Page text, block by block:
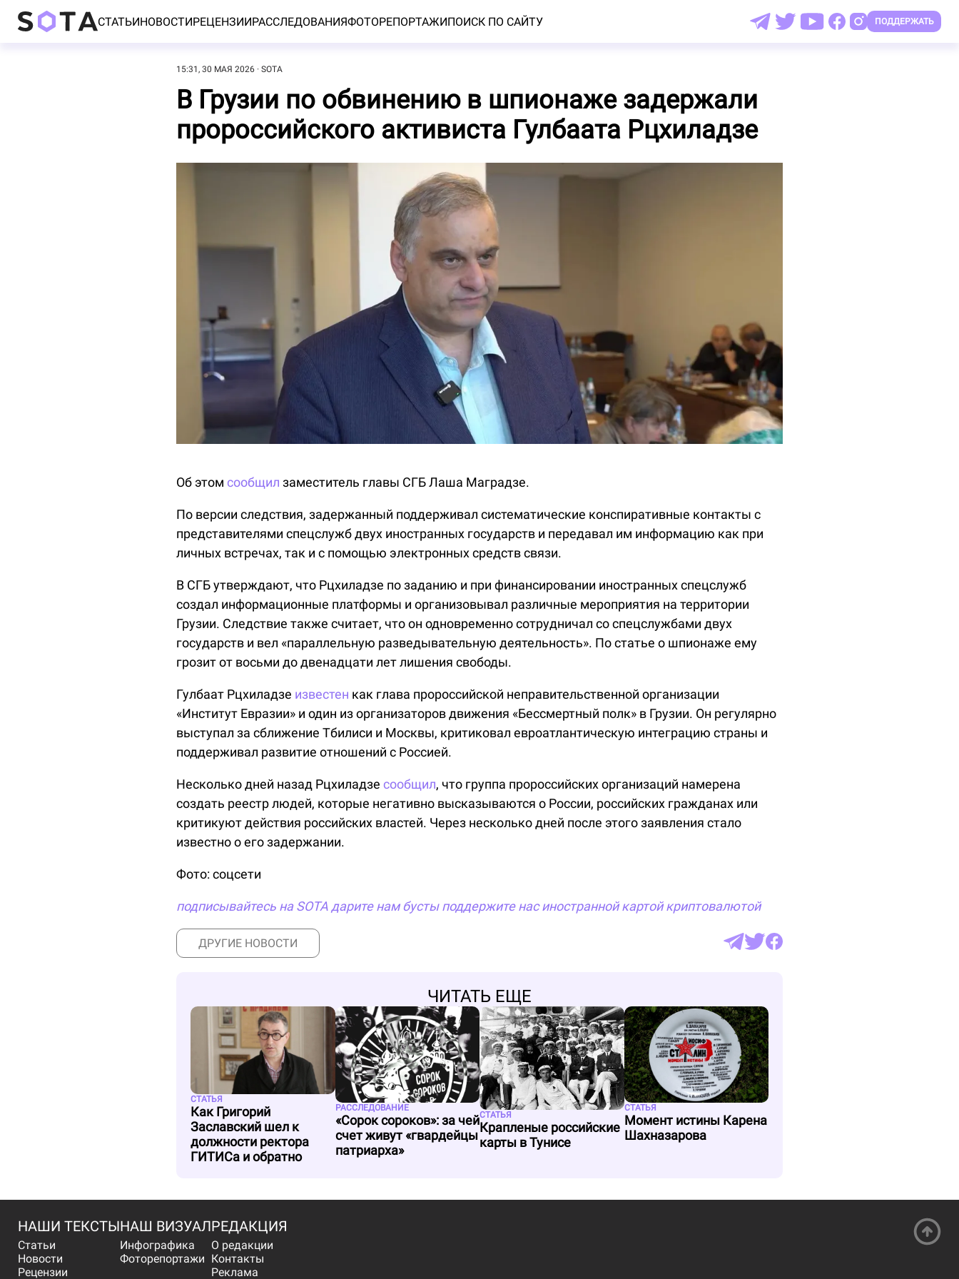
СТАТЬИНОВОСТИРЕЦЕНЗИИРАССЛЕДОВАНИЯФОТОРЕПОРТАЖИПОИСК ПО САЙТУ ПОДДЕРЖАТЬ
15:31, 30 МАЯ 2026 SOTA
В Грузии по обвинению в шпионаже задержали
пророссийского активиста Гулбаата Рцхиладзе
Об этом сообщил заместитель главы СГБ Лаша Маградзе.
По версии следствия, задержанный поддерживал систематические конспиративные контакты с
представителями спецслужб двух иностранных государств и передавал им информацию как при
личных встречах, так и с помощью электронных средств связи.
В СГБ утверждают, что Рцхиладзе по заданию и при финансировании иностранных спецслужб
создал информационные платформы и организовывал различные мероприятия на территории
Грузии. Следствие также считает, что он одновременно сотрудничал со спецслужбами двух
государств и вел «параллельную разведывательную деятельность». По статье о шпионаже ему
грозит от восьми до двенадцати лет лишения свободы.
Гулбаат Рцхиладзе известен как глава пророссийской неправительственной организации
«Институт Евразии» и один из организаторов движения «Бессмертный полк» в Грузии. Он регулярно
выступал за сближение Тбилиси и Москвы, критиковал евроатлантическую интеграцию страны и
поддерживал развитие отношений с Россией.
Несколько дней назад Рцхиладзе сообщил, что группа пророссийских организаций намерена
создать реестр людей, которые негативно высказываются о России, российских гражданах или
критикуют действия российских властей. Через несколько дней после этого заявления стало
известно о его задержании.
Фото: соцсети
подписывайтесь на SOTA дарите нам бусты поддержите нас иностранной картой криптовалютой
ДРУГИЕ НОВОСТИ
ЧИТАТЬ ЕЩЕ
СТАТЬЯ
Как Григорий
Заславский шел к
должности ректора
ГИТИСа и обратно
РАССЛЕДОВАНИЕ
«Сорок сороков»: за чей
счет живут «гвардейцы
патриарха»
СТАТЬЯ
Крапленые российские
карты в Тунисе
СТАТЬЯ
Момент истины Карена
Шахназарова
НАШИ ТЕКСТЫ
Статьи
Новости
Рецензии
НАШ ВИЗУАЛ
Инфографика
Фоторепортажи
РЕДАКЦИЯ
О редакции
Контакты
Реклама